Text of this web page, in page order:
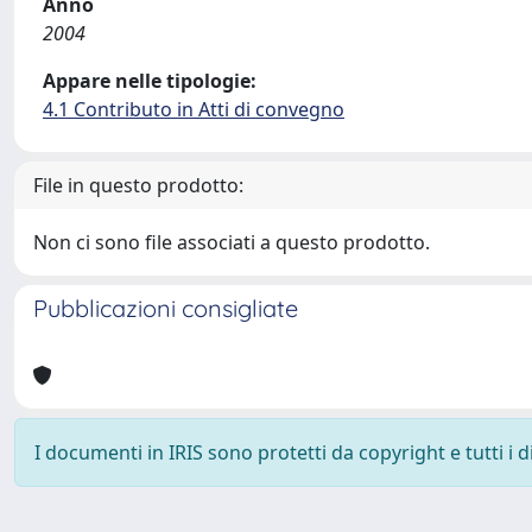
2004
Appare nelle tipologie:
4.1 Contributo in Atti di convegno
File in questo prodotto:
Non ci sono file associati a questo prodotto.
Pubblicazioni consigliate
I documenti in IRIS sono protetti da copyright e tutti i